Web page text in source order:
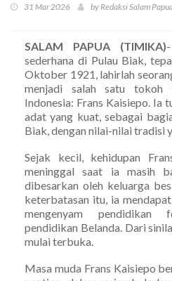
31 Mar 2026 by Redaksi Salam
SALAM PAPUA (TIMIKA)
sederhana di Pulau Biak,
Oktober 1921, lahirlah
menjadi salah satu tokoh
Indonesia: Frans Kaisiepo. Ia
adat yang kuat, sebagai
Biak, dengan nilai-nilai tradisi
Sejak kecil, kehidupan
meninggal saat ia masih
dibesarkan oleh keluarga
keterbatasan itu, ia
mengenyam pendidikan
pendidikan Belanda. Dari
mulai terbuka.
Masa muda Frans Kaisiepo